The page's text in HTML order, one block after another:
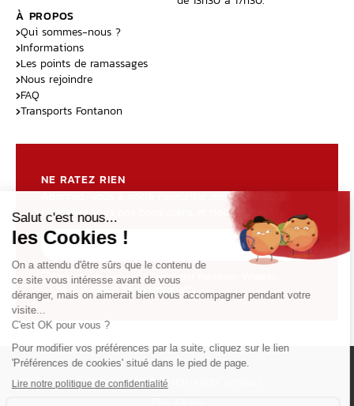
À PROPOS
Qui sommes-nous ?
Informations
Les points de ramassages
Nous rejoindre
FAQ
Transports Fontanon
NE RATEZ RIEN
Abonnez-vous à notre newsletter mensuelle pour
connaître tous nos bons plans et nouveautés !
J’accepte de recevoir la newsletter Fontanon Voyages.
Lire la politique de confidentialité
Copyright © 2026 FONTANON VOYAGES